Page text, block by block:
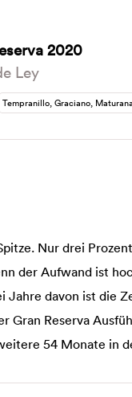
2020
Ley
Tempranillo, Graciano, Maturana
Nur drei
der Aufwand ist
Jahre davon ist die
Gran Reserva
54 Monate in